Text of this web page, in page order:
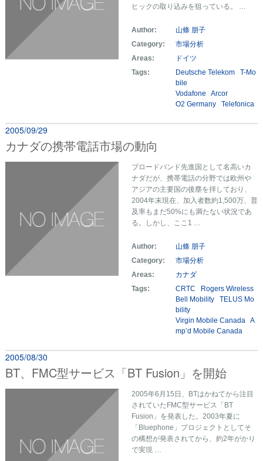
ヒックの取り込みを狙っている。 …
Author:
山條 朋子
Category:
市場分析
Areas:
ドイツ
Tags:
Deutsche Telekom
T-Mo
bile
Vodafone
Arcor
O2 Germany
Telefonica
2005/09/29
カナダの携帯電話市場の動向
ブロードバンド先進国として名高いカ
ナダだが、携帯電話の分野では欧州や
アジアの主要国の後塵を拝しており、
2004年末現在、加入者数約1,500万、普
及率もまだ50%にも満たない状況であ
る。しかし、ここ1 …
Author:
山條 朋子
Category:
市場分析
Areas:
カナダ
Tags:
CRTC
Rogers Wireless
Bell Mobility
TELUS Mo
bility
Virgin Mobile Canada A
mp’d Mobile Canada
2005/08/30
BT、FMC型サービス「BT Fusion」を開始
2005年6月15日、BTはかねてから注目
されていたFMC型サービス「BT
Fusion」を発表した。2003年夏に
「Bluephone」プロジェクトとしてそ
の構想が発表されてから、約2年がかり
で実現 …